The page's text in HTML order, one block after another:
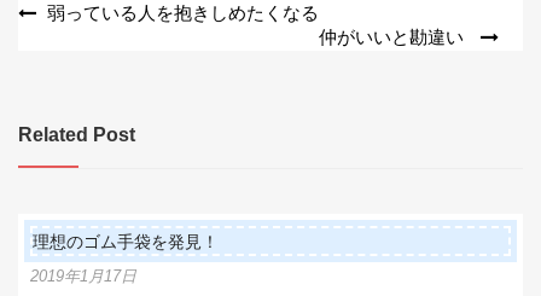
投
ビ
ゲ
シ
ョ
弱っている人を抱きしめたくなる
仲がいいと勘違い
Related Post
理想のゴム手袋を発見！
2019年1月17日